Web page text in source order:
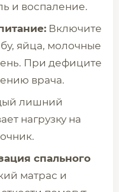
и воспаление.
Включите
яйца, молочные
При дефиците
врача.
лишний
нагрузку на
спального
матрас и